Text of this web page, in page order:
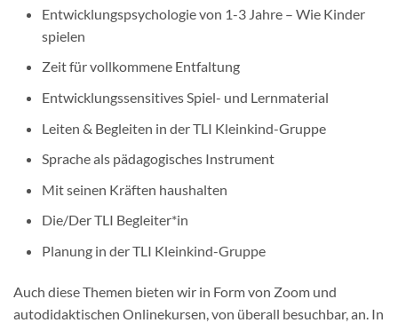
Entwicklungspsychologie von 1-3 Jahre – Wie Kinder
spielen
Zeit für vollkommene Entfaltung
Entwicklungssensitives Spiel- und Lernmaterial
Leiten & Begleiten in der TLI Kleinkind-Gruppe
Sprache als pädagogisches Instrument
Mit seinen Kräften haushalten
Die/Der TLI Begleiter*in
Planung in der TLI Kleinkind-Gruppe
Auch diese Themen bieten wir in Form von Zoom und
autodidaktischen Onlinekursen, von überall besuchbar, an. In